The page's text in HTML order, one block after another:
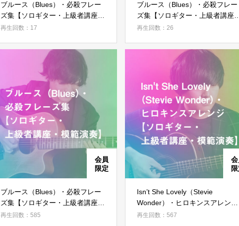
ブルース（Blues）・必殺フレー
ズ集【ソロギター・上級者講座・
STEP 09】
再生回数：17
ブルース（Blues）・必殺フレー
ズ集【ソロギター・上級者講座・
STEP 10】
再生回数：26
ブルース（Blues）・必殺フレー
ズ集【ソロギター・上級者講座・
模範演奏】
再生回数：585
Isn’t She Lovely（Stevie
Wonder）・ヒロキンスアレンジ
【ソロギター・上級者講座・模範
再生回数：567
ログイン情報を記憶する
パスワードを忘れた場合
会員ではない方は会員登録してください
新規会員登録